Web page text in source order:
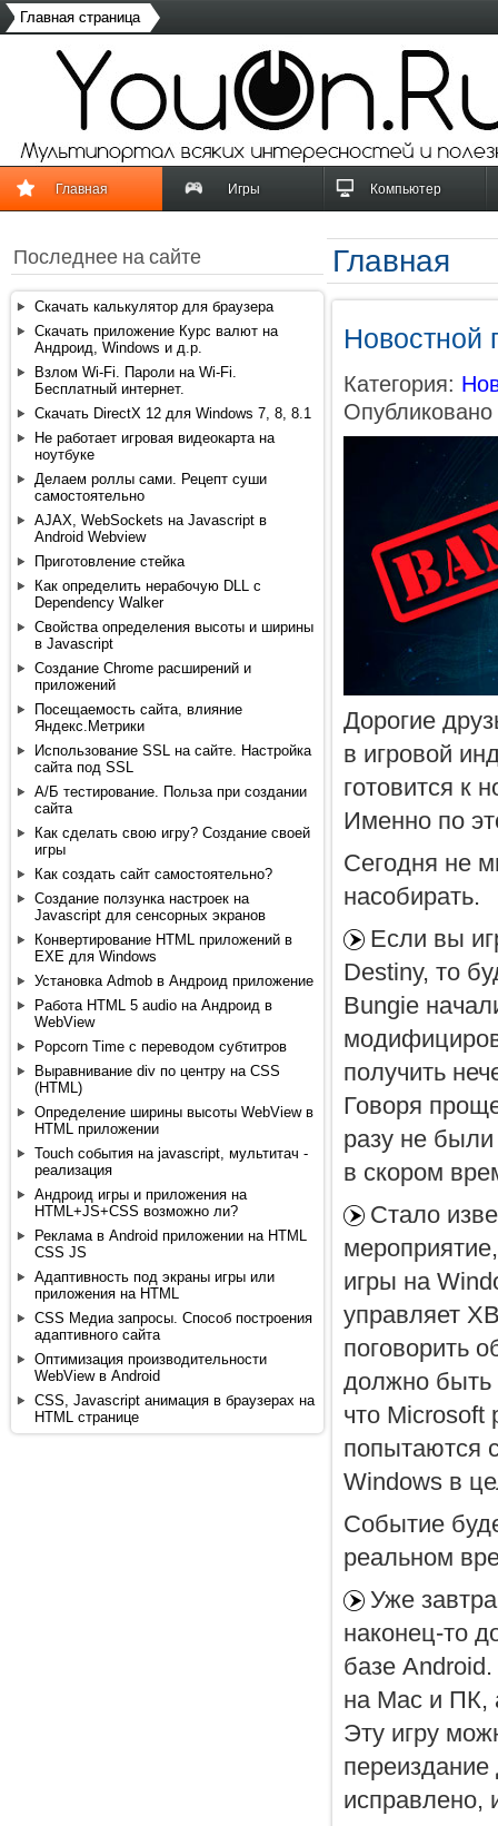
Главная страница
Главная Игры Компьютер
Последнее на сайте
Скачать калькулятор для браузера
Скачать приложение Курс валют на
Андроид, Windows и д.р.
Взлом Wi-Fi. Пароли на Wi-Fi.
Бесплатный интернет.
Скачать DirectX 12 для Windows 7, 8, 8.1
Не работает игровая видеокарта на
ноутбуке
Делаем роллы сами. Рецепт суши
самостоятельно
AJAX, WebSockets на Javascript в
Android Webview
Приготовление стейка
Как определить нерабочую DLL с
Dependency Walker
Свойства определения высоты и ширины
в Javascript
Создание Chrome расширений и
приложений
Посещаемость сайта, влияние
Яндекс.Метрики
Использование SSL на сайте. Настройка
сайта под SSL
А/Б тестирование. Польза при создании
сайта
Как сделать свою игру? Создание своей
игры
Как создать сайт самостоятельно?
Создание ползунка настроек на
Javascript для сенсорных экранов
Конвертирование HTML приложений в
EXE для Windows
Установка Admob в Андроид приложение
Работа HTML 5 audio на Андроид в
WebView
Popcorn Time с переводом субтитров
Выравнивание div по центру на CSS
(HTML)
Определение ширины высоты WebView в
HTML приложении
Touch события на javascript, мультитач -
реализация
Андроид игры и приложения на
HTML+JS+CSS возможно ли?
Реклама в Android приложении на HTML
CSS JS
Адаптивность под экраны игры или
приложения на HTML
CSS Медиа запросы. Способ построения
адаптивного сайта
Оптимизация производительности
WebView в Android
CSS, Javascript анимация в браузерах на
HTML странице
Главная
Новостной
Категория:
Дорогие
в игровой
готовится к
Именно по
Сегодня не
насобирать.
Если вы
Destiny, то
Bungie
получить
Говоря
разу не были
в скором
Стало
игры на
управляет
поговорить
должно быть
что Microsoft
попытаются
Windows в
Событие
реальном
Уже
наконец-то
базе
на Mac и ПК,
Эту игру
исправлено,